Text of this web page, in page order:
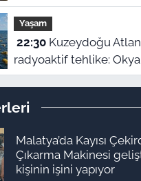
fiyat farklılıkları belli
Yaşam
22:30Kuzeydoğu Atlantik'te
radyoaktif tehlike:
dibindeki 200 bin atık
Malatya’da Kayısı
Çıkarma Makinesi
kişinin işini yapıyor